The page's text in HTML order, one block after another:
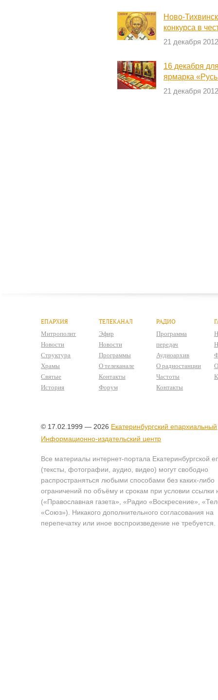
Ново-
конкурса в
21 декабря
16 декабря
ярмарка
21 декабря
ЕПАРХИЯ
Митрополит
Новости
Структура
Храмы
Святые
История
ТЕЛЕКАНАЛ
Эфир
Новости
Программы
О телеканале
Контакты
Форум
РАДИО
Программа
передач
Аудиоархив
О радиостанции
Частоты
Контакты
© 17.02.1999 — 2026 Екатеринбургский епархиальный
Информационно-издательский центр
Все материалы интернет-портала Екатеринбургской
(тексты, фотографии, аудио, видео) могут свободно
распространяться любыми способами без каких-либо
ограничений по объёму и срокам при условии ссылки
(«Православная газета», «Радио «Воскресение»,
«Союз»). Никакого дополнительного согласования на
перепечатку или иное воспроизведение не требуется.